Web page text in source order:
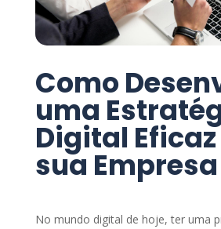
Como
uma
Digital
sua Empresa
No mundo digital de hoje, ter uma